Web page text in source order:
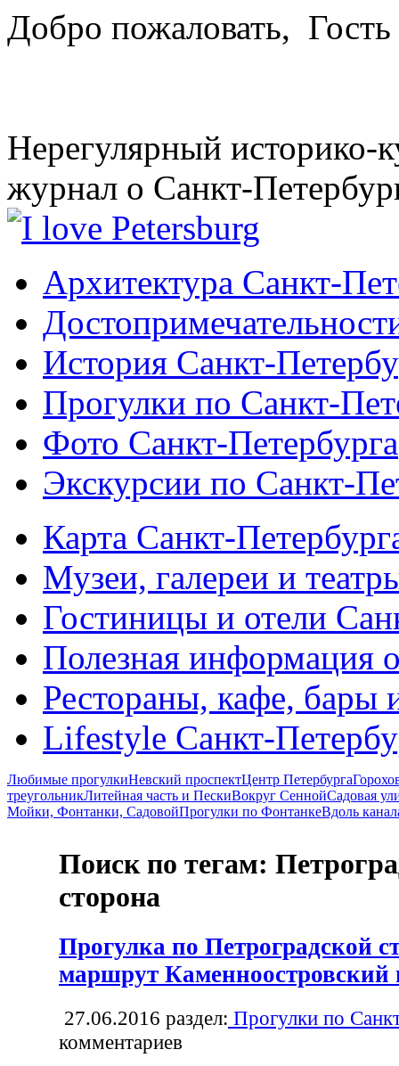
Добро пожаловать, Гость
Нерегулярный историко-
журнал о Санкт-
Архитектура Санкт-
История Санкт-
Прогулки по Санкт-
Фото Санкт-Петербурга
Экскурсии по Санкт-
Карта Санкт-
Музеи, галереи и
Гостиницы и отели
Полезная информация
Рестораны, кафе, бары
Lifestyle Санкт-
Любимые прогулкиНевский проспектЦентр Петербурга
треугольникЛитейная часть и ПескиВокруг СеннойСадовая
Мойки, Фонтанки, СадовойПрогулки по ФонтанкеВдоль
Поиск по тегам:
сторона
Прогулка по Петроградской
маршрут Каменноостровский
27.06.2016 раздел: Прогулки по
комментариев